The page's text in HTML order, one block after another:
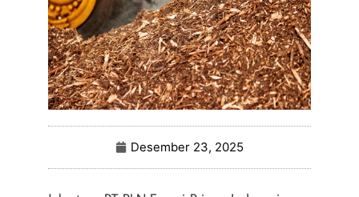
Desember 23, 2025